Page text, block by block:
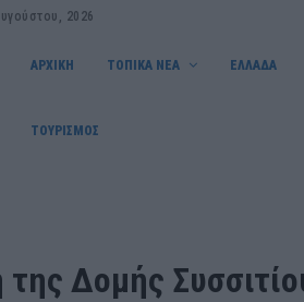
2026
ΑΡΧΙΚΗ ΤΟΠΙΚΑ ΝΕΑ ΕΛΛΑΔΑ
ΤΟΥΡΙΣΜΟΣ
Δομής